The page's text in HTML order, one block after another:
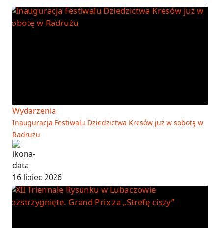
Wydarzenia
Inauguracja Festiwalu Dziedzictwa Kresów już w sobotę w
Radrużu
16 lipiec 2026